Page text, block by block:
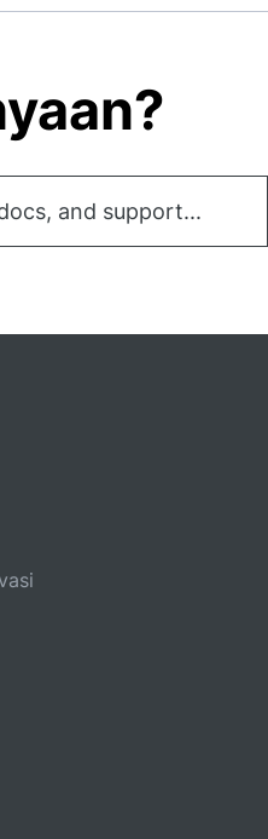
and support...